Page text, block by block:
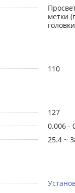
метки
110
127
0.006 -
25.4 ~